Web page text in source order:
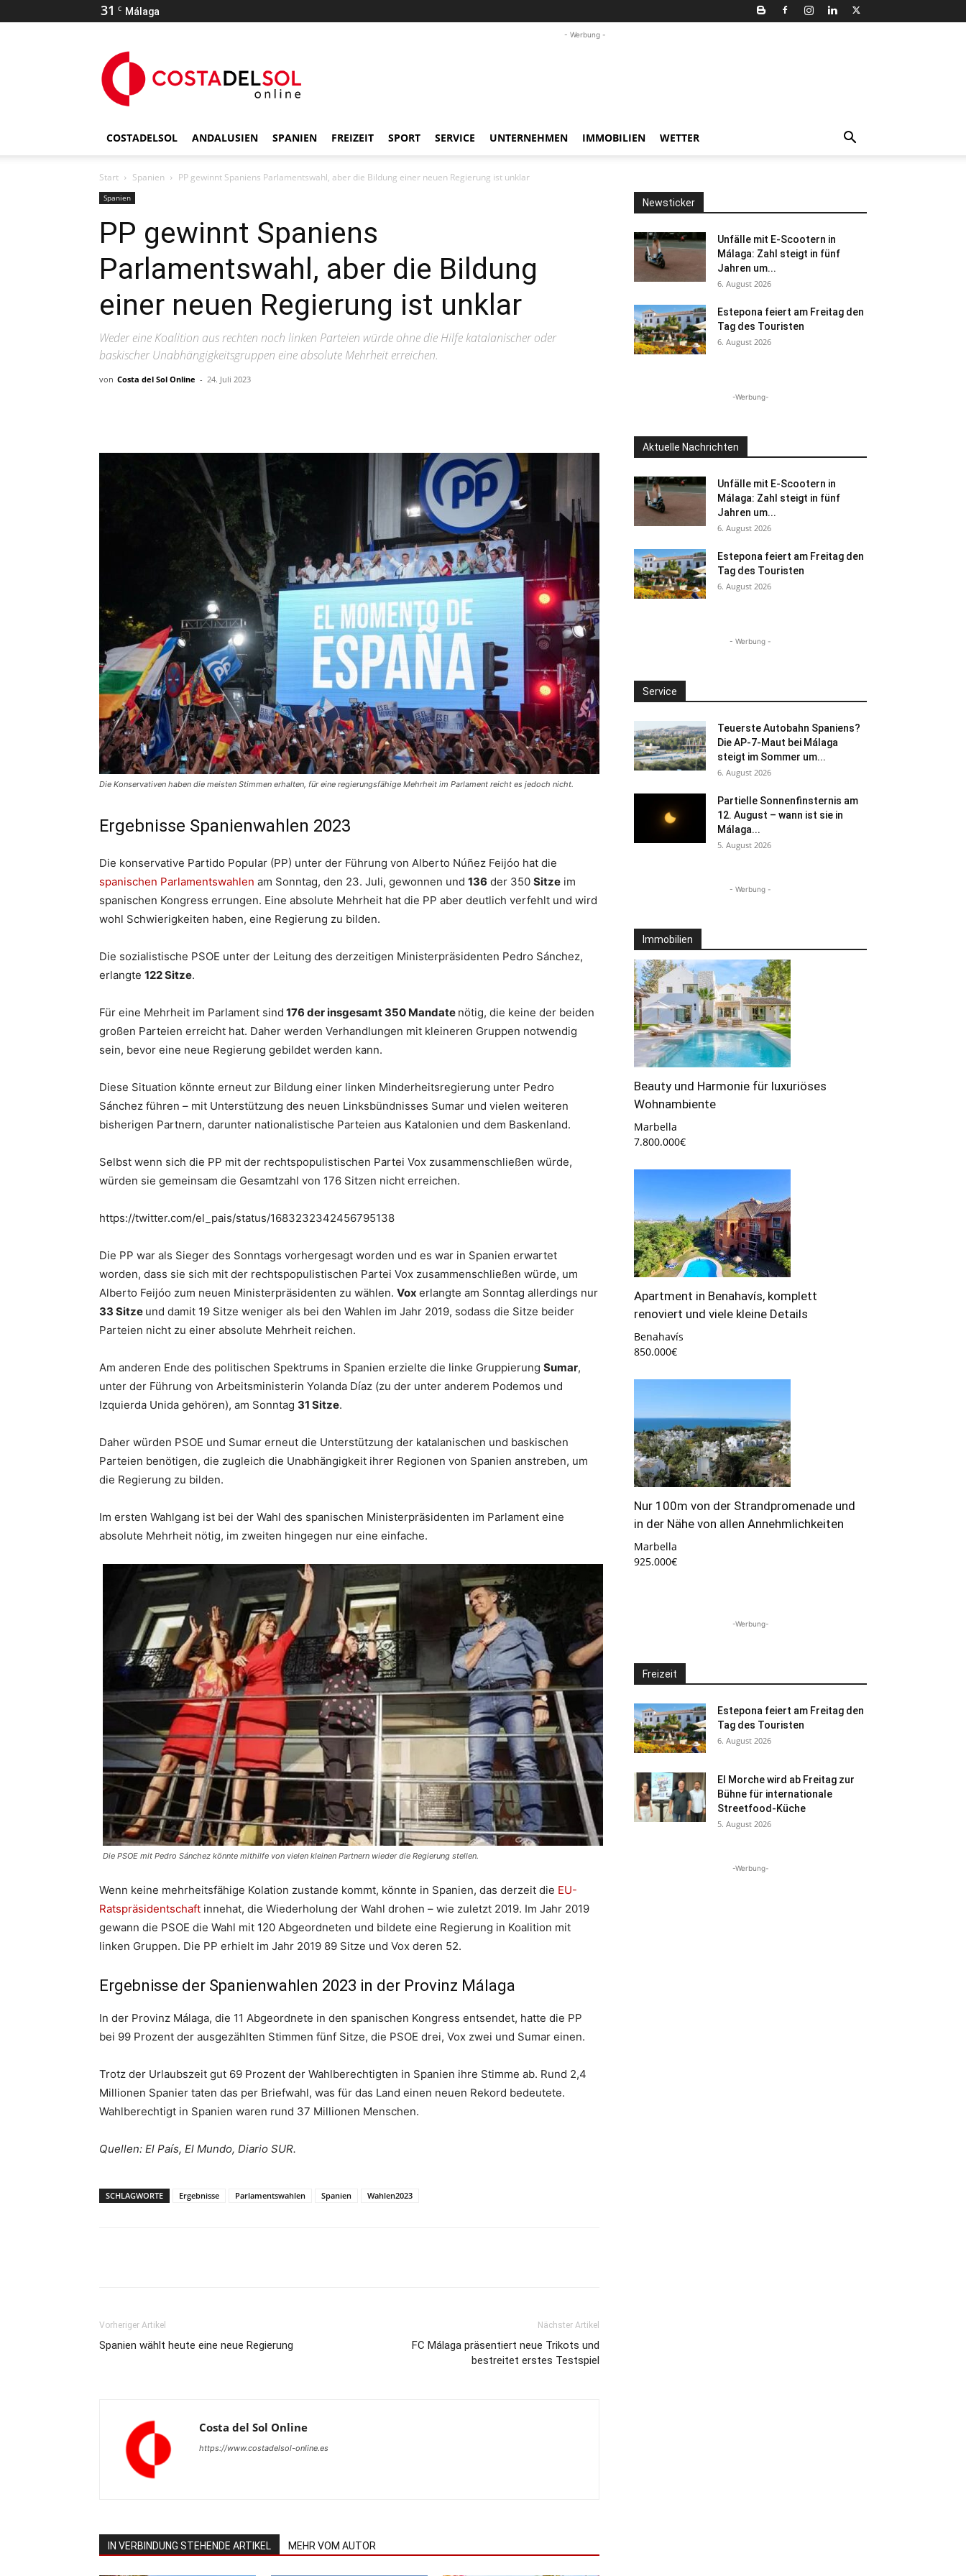
31 C Málaga
- Werbung -
COSTADELSOL ANDALUSIEN SPANIEN FREIZEIT SPORT SERVICE UNTERNEHMEN IMMOBILIEN WETTER
Start Spanien PP gewinnt Spaniens Parlamentswahl, aber die Bildung einer neuen Regierung ist unklar
Spanien
PP gewinnt Spaniens
Parlamentswahl, aber die Bildung
einer neuen Regierung ist unklar
Weder eine Koalition aus rechten noch linken Parteien würde ohne die Hilfe katalanischer oder
baskischer Unabhängigkeitsgruppen eine absolute Mehrheit erreichen.
von Costa del Sol Online - 24. Juli 2023
Die Konservativen haben die meisten Stimmen erhalten, für eine regierungsfähige Mehrheit im Parlament reicht es jedoch nicht.
Ergebnisse Spanienwahlen 2023
Die konservative Partido Popular (PP) unter der Führung von Alberto Núñez Feijóo hat die
spanischen Parlamentswahlen am Sonntag, den 23. Juli, gewonnen und 136 der 350 Sitze im
spanischen Kongress errungen. Eine absolute Mehrheit hat die PP aber deutlich verfehlt und wird
wohl Schwierigkeiten haben, eine Regierung zu bilden.
Die sozialistische PSOE unter der Leitung des derzeitigen Ministerpräsidenten Pedro Sánchez,
erlangte 122 Sitze.
Für eine Mehrheit im Parlament sind 176 der insgesamt 350 Mandate nötig, die keine der beiden
großen Parteien erreicht hat. Daher werden Verhandlungen mit kleineren Gruppen notwendig
sein, bevor eine neue Regierung gebildet werden kann.
Diese Situation könnte erneut zur Bildung einer linken Minderheitsregierung unter Pedro
Sánchez führen – mit Unterstützung des neuen Linksbündnisses Sumar und vielen weiteren
bisherigen Partnern, darunter nationalistische Parteien aus Katalonien und dem Baskenland.
Selbst wenn sich die PP mit der rechtspopulistischen Partei Vox zusammenschließen würde,
würden sie gemeinsam die Gesamtzahl von 176 Sitzen nicht erreichen.
https://twitter.com/el_pais/status/1683232342456795138
Die PP war als Sieger des Sonntags vorhergesagt worden und es war in Spanien erwartet
worden, dass sie sich mit der rechtspopulistischen Partei Vox zusammenschließen würde, um
Alberto Feijóo zum neuen Ministerpräsidenten zu wählen. Vox erlangte am Sonntag allerdings nur
33 Sitze und damit 19 Sitze weniger als bei den Wahlen im Jahr 2019, sodass die Sitze beider
Parteien nicht zu einer absolute Mehrheit reichen.
Am anderen Ende des politischen Spektrums in Spanien erzielte die linke Gruppierung Sumar,
unter der Führung von Arbeitsministerin Yolanda Díaz (zu der unter anderem Podemos und
Izquierda Unida gehören), am Sonntag 31 Sitze.
Daher würden PSOE und Sumar erneut die Unterstützung der katalanischen und baskischen
Parteien benötigen, die zugleich die Unabhängigkeit ihrer Regionen von Spanien anstreben, um
die Regierung zu bilden.
Im ersten Wahlgang ist bei der Wahl des spanischen Ministerpräsidenten im Parlament eine
absolute Mehrheit nötig, im zweiten hingegen nur eine einfache.
Die PSOE mit Pedro Sánchez könnte mithilfe von vielen kleinen Partnern wieder die Regierung stellen.
Wenn keine mehrheitsfähige Kolation zustande kommt, könnte in Spanien, das derzeit die EU-
Ratspräsidentschaft innehat, die Wiederholung der Wahl drohen – wie zuletzt 2019. Im Jahr 2019
gewann die PSOE die Wahl mit 120 Abgeordneten und bildete eine Regierung in Koalition mit
linken Gruppen. Die PP erhielt im Jahr 2019 89 Sitze und Vox deren 52.
Ergebnisse der Spanienwahlen 2023 in der Provinz Málaga
In der Provinz Málaga, die 11 Abgeordnete in den spanischen Kongress entsendet, hatte die PP
bei 99 Prozent der ausgezählten Stimmen fünf Sitze, die PSOE drei, Vox zwei und Sumar einen.
Trotz der Urlaubszeit gut 69 Prozent der Wahlberechtigten in Spanien ihre Stimme ab. Rund 2,4
Millionen Spanier taten das per Briefwahl, was für das Land einen neuen Rekord bedeutete.
Wahlberechtigt in Spanien waren rund 37 Millionen Menschen.
Quellen: El País, El Mundo, Diario SUR.
SCHLAGWORTE Ergebnisse Parlamentswahlen Spanien Wahlen2023
Vorheriger Artikel
Spanien wählt heute eine neue Regierung
Nächster Artikel
FC Málaga präsentiert neue Trikots und
bestreitet erstes Testspiel
Costa del Sol Online
https://www.costadelsol-online.es
IN VERBINDUNG STEHENDE ARTIKEL MEHR VOM AUTOR
Newsticker
Unfälle mit E-Scootern in
Málaga: Zahl steigt in fünf
Jahren um...
6. August 2026
Estepona feiert am Freitag den
Tag des Touristen
6. August 2026
-Werbung-
Aktuelle Nachrichten
Unfälle mit E-Scootern in
Málaga: Zahl steigt in fünf
Jahren um...
6. August 2026
Estepona feiert am Freitag den
Tag des Touristen
6. August 2026
- Werbung -
Service
Teuerste Autobahn Spaniens?
Die AP-7-Maut bei Málaga
steigt im Sommer um...
6. August 2026
Partielle Sonnenfinsternis am
12. August – wann ist sie in
Málaga...
5. August 2026
- Werbung -
Immobilien
Beauty und Harmonie für luxuriöses
Wohnambiente
Marbella
7.800.000€
Apartment in Benahavís, komplett
renoviert und viele kleine Details
Benahavís
850.000€
Nur 100m von der Strandpromenade und
in der Nähe von allen Annehmlichkeiten
Marbella
925.000€
-Werbung-
Freizeit
Estepona feiert am Freitag den
Tag des Touristen
6. August 2026
El Morche wird ab Freitag zur
Bühne für internationale
Streetfood-Küche
5. August 2026
-Werbung-